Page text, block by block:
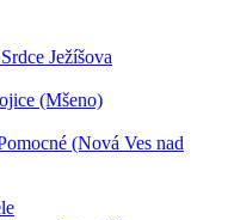
Ježíšova
(Mšeno)
(Nová Ves nad